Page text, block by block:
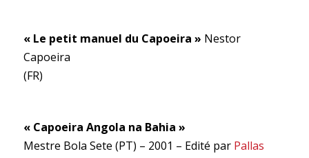
« Le petit manuel du Capoeira » Nestor
Capoeira
(FR)
« Capoeira Angola na Bahia »
Mestre Bola Sete (PT) – 2001 – Edité par Pallas